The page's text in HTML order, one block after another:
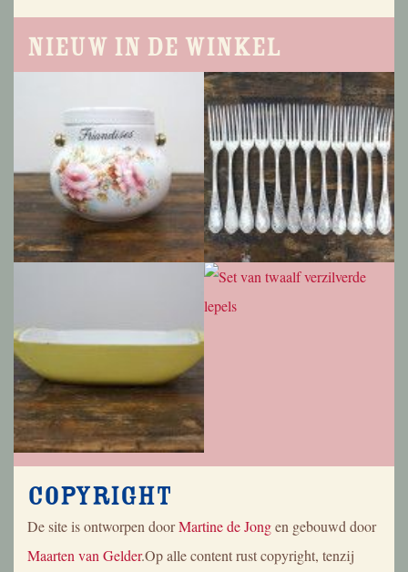
Nieuw in de winkel
Copyright
De site is ontworpen doorMartine de Jongen gebouwd door
Maarten van Gelder.Op alle content rust copyright, tenzij